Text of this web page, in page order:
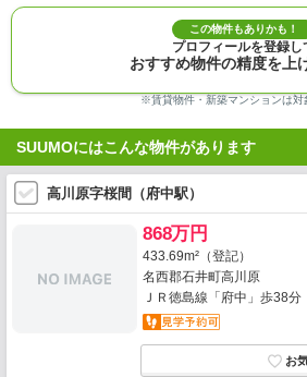
この物件もありかも！
プロフィールを登録し
おすすめ物件の精度を上
※賃貸物件・新築マンションは対
SUUMOにはこんな物件があります
高川原字桜間（府中駅）
868万円
433.69m²（登記）
名西郡石井町高川原
ＪＲ徳島線「府中」歩38分